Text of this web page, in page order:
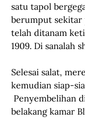
satu tapol
berumput sekitar
telah ditanam
1909. Di sanalah
Selesai salat,
kemudian siap-
Penyembelihan
belakang kamar